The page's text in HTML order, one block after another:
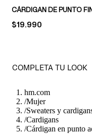
CÁRDIGAN DE PUNTO
PRICE:
$19.990
COMPLETA TU LOOK
hm.com
/Mujer
/Sweaters y
/Cardigans
/Cárdigan en punto